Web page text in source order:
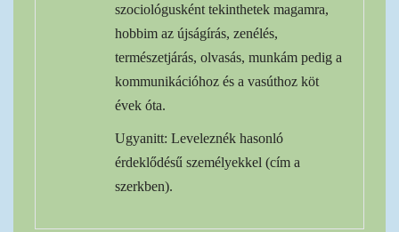
szociológusként tekinthetek magamra,
hobbim az újságírás, zenélés,
természetjárás, olvasás, munkám pedig a
kommunikációhoz és a vasúthoz köt
évek óta.
Ugyanitt: Leveleznék hasonló
érdeklődésű személyekkel (cím a
szerkben).